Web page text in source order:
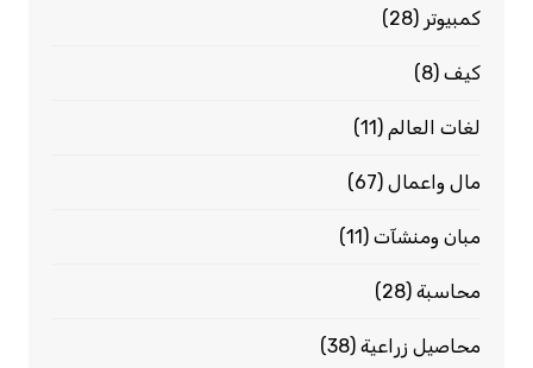
كمبيوتر (28)
كيف(8)
لغات العالم (11)
مال واعمال(67)
مبان ومنشآت(11)
محاسبة(28)
محاصيل زراعية(38)